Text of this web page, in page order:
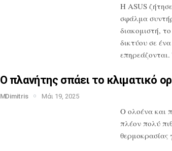
Η ASUS
σφάλμα
διακομιστή,
δικτύου σεένα
Ο πλανήτης σπάει το κλιματικό
MDimitris Μάι 19, 2025
O ολοένα και
πλέον πολύ
θερμοκρασίας